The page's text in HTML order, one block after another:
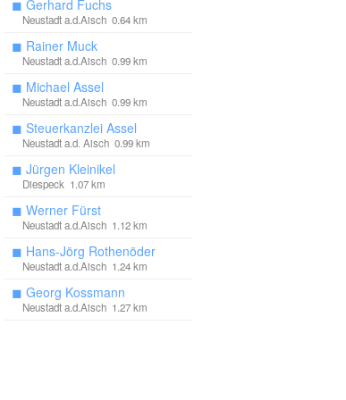
◼ Gerhard Fuchs
Neustadt a.d.Aisch 0.64 km
◼ Rainer Muck
Neustadt a.d.Aisch 0.99 km
◼ Michael Assel
Neustadt a.d.Aisch 0.99 km
◼ Steuerkanzlei Assel
Neustadt a.d. Aisch 0.99 km
◼ Jürgen Kleinikel
Diespeck 1.07 km
◼ Werner Fürst
Neustadt a.d.Aisch 1.12 km
◼ Hans-Jörg Rothenöder
Neustadt a.d.Aisch 1.24 km
◼ Georg Kossmann
Neustadt a.d.Aisch 1.27 km